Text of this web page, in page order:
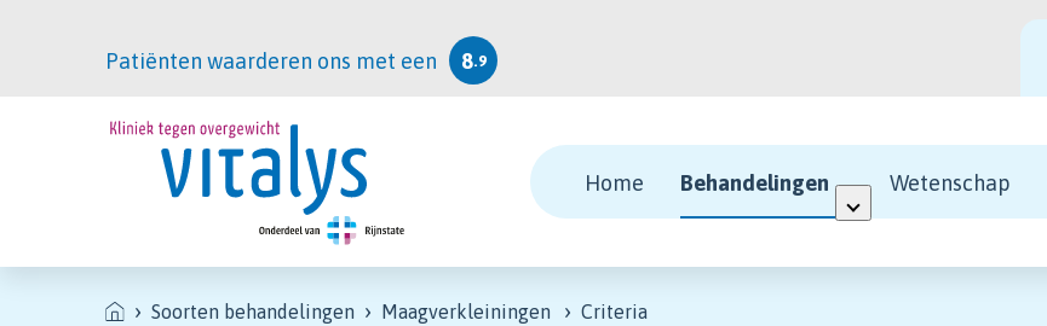
Patiënten waarderen ons met een 8.9
Home Behandelingen Wetenschap
Soorten behandelingen Maagverkleiningen Criteria